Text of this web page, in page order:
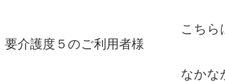
こちら
要介護度５のご利用者様
なかな